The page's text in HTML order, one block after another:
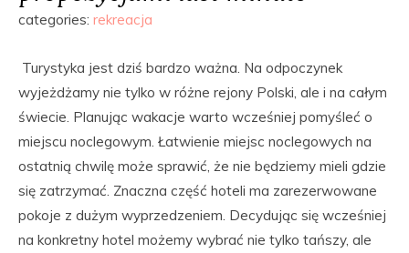
categories: rekreacja
Turystyka jest dziś bardzo ważna. Na odpoczynek
wyjeżdżamy nie tylko w różne rejony Polski, ale i na całym
świecie. Planując wakacje warto wcześniej pomyśleć o
miejscu noclegowym. Łatwienie miejsc noclegowych na
ostatnią chwilę może sprawić, że nie będziemy mieli gdzie
się zatrzymać. Znaczna część hoteli ma zarezerwowane
pokoje z dużym wyprzedzeniem. Decydując się wcześniej
na konkretny hotel możemy wybrać nie tylko tańszy, ale